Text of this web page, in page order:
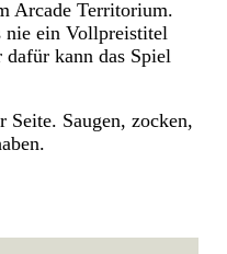
Arcade Territorium.
nie ein Vollpreistitel
dafür kann das Spiel
Saugen, zocken,